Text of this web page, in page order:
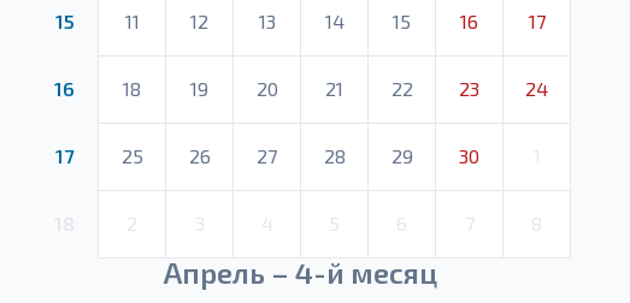
15 11 12 13 14 15 16 17
16 18 19 20 21 22 23 24
17 25 26 27 28 29 30 1
2 3 4 5 6 7 8
Апрель – 4-й месяц